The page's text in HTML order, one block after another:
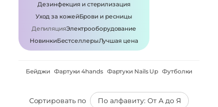
Дезинфекция и стерилизация
Уход за кожейБрови и ресницы
ДепиляцияЭлектрооборудование
НовинкиБестселлерыЛучшая цена
Бейджи Фартуки 4hands Фартуки Nails Up Футболки
Сортировать по